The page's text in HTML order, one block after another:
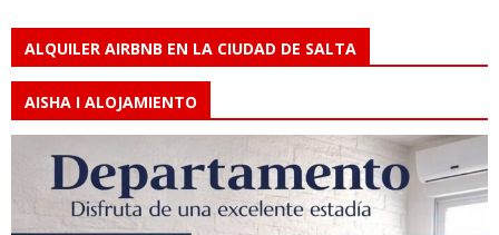
ALQUILER AIRBNB EN LA CIUDAD DE SALTA
AISHA I ALOJAMIENTO